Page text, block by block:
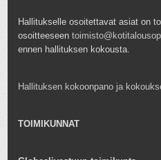
Hallitukselle osoitettavat asiat on
osoitteeseen
ennen hallituksen kokousta.
Hallituksen kokoonpano ja
TOIMIKUNNAT